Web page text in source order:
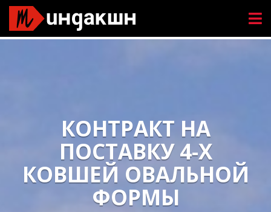
КОНТРАКТ НА
ПОСТАВКУ 4-Х
КОВШЕЙ ОВАЛЬНОЙ
ФОРМЫ